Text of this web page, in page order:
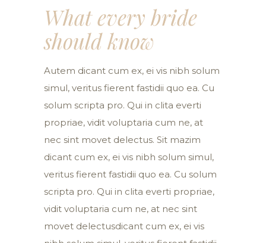
What every bride
should know
Autem dicant cum ex, ei vis nibh solum
simul, veritus fierent fastidii quo ea. Cu
solum scripta pro. Qui in clita everti
propriae, vidit voluptaria cum ne, at
nec sint movet delectus. Sit mazim
dicant cum ex, ei vis nibh solum simul,
veritus fierent fastidii quo ea. Cu solum
scripta pro. Qui in clita everti propriae,
vidit voluptaria cum ne, at nec sint
movet delectusdicant cum ex, ei vis